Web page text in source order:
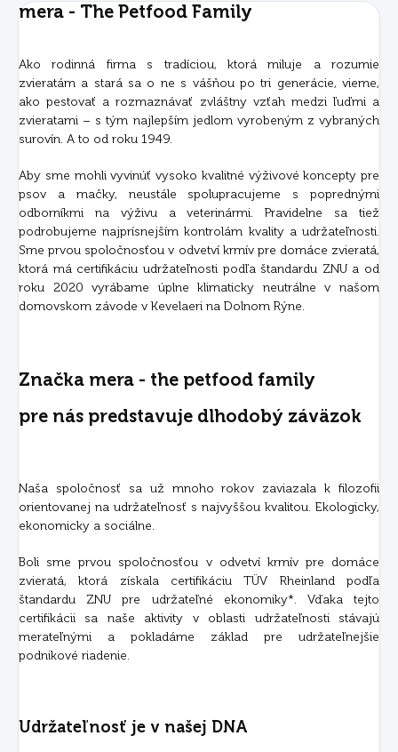
mera - The Petfood Family
Ako rodinná firma s tradíciou, ktorá miluje a rozumie
zvieratám a stará sa o ne s vášňou po tri generácie, vieme,
ako pestovať a rozmaznávať zvláštny vzťah medzi ľuďmi a
zvieratami – s tým najlepším jedlom vyrobeným z vybraných
surovín. A to od roku 1949.
Aby sme mohli vyvinúť vysoko kvalitné výživové koncepty pre
psov a mačky, neustále spolupracujeme s poprednými
odborníkmi na výživu a veterinármi. Pravidelne sa tiež
podrobujeme najprísnejším kontrolám kvality a udržateľnosti.
Sme prvou spoločnosťou v odvetví krmív pre domáce zvieratá,
ktorá má certifikáciu udržateľnosti podľa štandardu ZNU a od
roku 2020 vyrábame úplne klimaticky neutrálne v našom
domovskom závode v Kevelaeri na Dolnom Rýne.
Značka mera - the petfood family
pre nás predstavuje dlhodobý záväzok
Naša spoločnosť sa už mnoho rokov zaviazala k filozofii
orientovanej na udržateľnosť s najvyššou kvalitou. Ekologicky,
ekonomicky a sociálne.
Boli sme prvou spoločnosťou v odvetví krmív pre domáce
zvieratá, ktorá získala certifikáciu TÜV Rheinland podľa
štandardu ZNU pre udržateľné ekonomiky*. Vďaka tejto
certifikácii sa naše aktivity v oblasti udržateľnosti stávajú
merateľnými a pokladáme základ pre udržateľnejšie
podnikové riadenie.
Udržateľnosť je v našej DNA